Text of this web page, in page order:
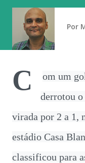
Por
C
om um
derrotou
virada por 2 a 1,
estádio Casa
classificou para